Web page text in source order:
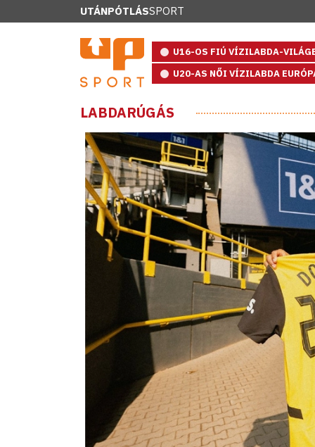
UTÁNPÓTLÁSSPORT
U16-OS FIÚ VÍZILABDA-
U20-AS NŐI VÍZILABDA
LABDARÚGÁS